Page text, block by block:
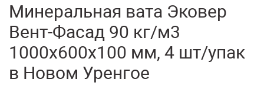
Минеральная вата Эковер
Вент-Фасад 90 кг/м3
1000х600х100 мм, 4 шт/упак
в Новом Уренгое
Опыт поставок
Статьи
Контакты